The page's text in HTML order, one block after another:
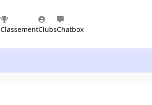
ClassementClubsChatbox